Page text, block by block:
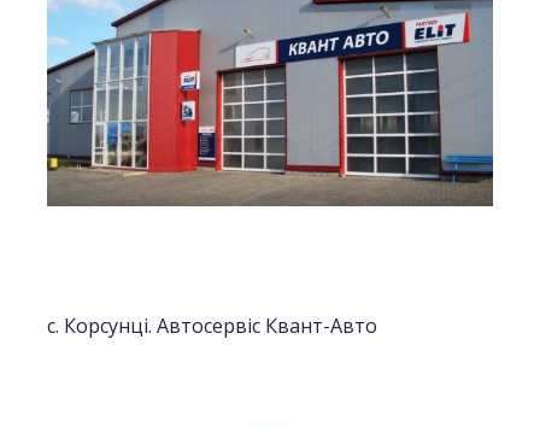
с. Корсунці. Автосервіс Квант-Авто